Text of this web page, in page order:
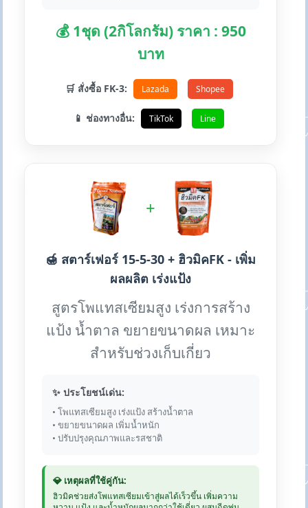
💰 1ชุด (2กิโลกรัม) ราคา : 950
บาท
🛒 สั่งซื้อ FK-3: Lazada Shopee
📱 ช่องทางอื่น: TikTok Line
+
🍯 สตาร์เฟอร์ 15-5-30 + ฮิวมิคFK - เพิ่ม
ผลผลิต เร่งแป้ง
สูตรโพแทสเซียมสูง เร่งการสร้าง
แป้ง น้ำตาล ขยายขนาดผล เหมาะ
สำหรับช่วงเก็บเกี่ยว
✨ ประโยชน์เด่น:
• โพแทสเซียมสูง เร่งแป้ง สร้างน้ำตาล
• ขยายขนาดผล เพิ่มน้ำหนัก
• ปรับปรุงคุณภาพและรสชาติ
💎 เหตุผลที่ใช้คู่กัน:
ฮิวมิคช่วยส่งโพแทสเซียมเข้าสู่ผลได้เร็วขึ้น เพิ่มความ